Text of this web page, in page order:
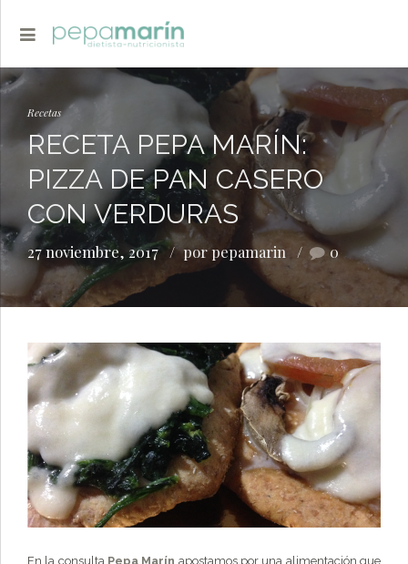
Recetas
RECETA PEPA MARÍN:
PIZZA DE PAN CASERO
CON VERDURAS
27 noviembre, 2017 por pepamarin 0
En la consulta Pepa Marín apostamos por una alimentación que